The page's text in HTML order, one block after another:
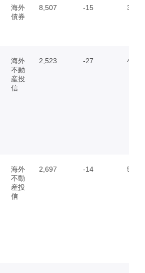
海外
債券
8,507 -15 39.47
海外
不動
産投
信
2,523 -27 46.10
海外
不動
産投
信
2,697 -14